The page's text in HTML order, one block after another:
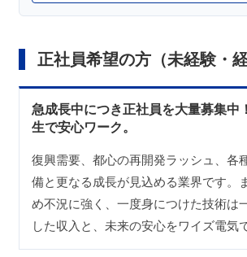
正社員希望の方（未経験・経
急成長中につき正社員を大量募集中
生で安心ワーク。
復興需要、都心の再開発ラッシュ、各
備と更なる成長が見込める業界です。
め不況に強く、一度身につけた技術は
した収入と、未来の安心をワイズ電気